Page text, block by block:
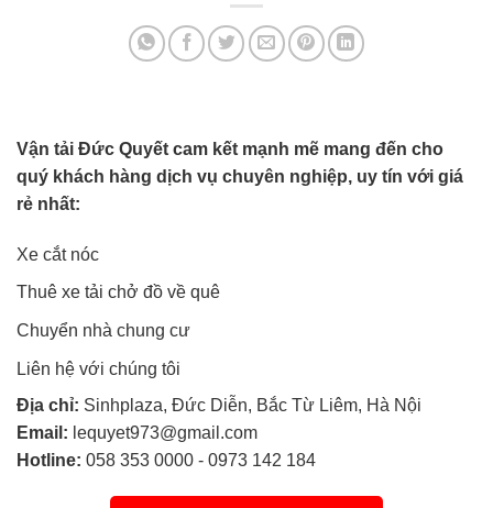
Vận tải Đức Quyết cam kết mạnh mẽ mang đến cho
quý khách hàng dịch vụ chuyên nghiệp, uy tín với giá
rẻ nhất:
Xe cắt nóc
Thuê xe tải chở đồ về quê
Chuyển nhà chung cư
Liên hệ với chúng tôi
Địa chỉ: Sinhplaza, Đức Diễn, Bắc Từ Liêm, Hà Nội
Email: lequyet973@gmail.com
Hotline: 058 353 0000 - 0973 142 184